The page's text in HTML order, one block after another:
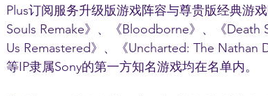
Plus订阅服务升级版游戏阵容与尊贵版经典游
Souls Remake》、《Bloodborne》、《
Us Remastered》、《Uncharted: The Nathan
等IP隶属Sony的第一方知名游戏均在名单内。